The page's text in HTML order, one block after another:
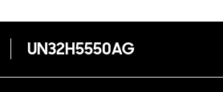
UN32H5550AG